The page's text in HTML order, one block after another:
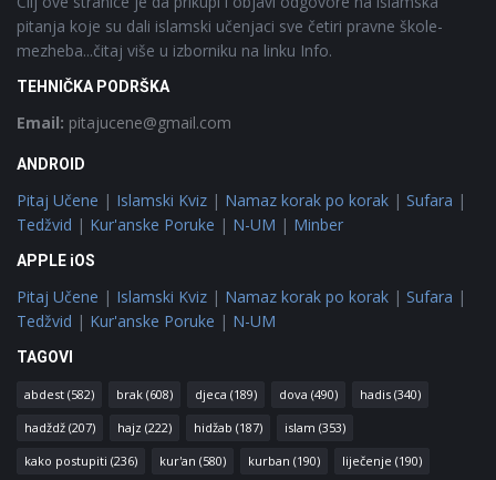
pitanja koje su dali islamski učenjaci sve četiri pravne škole-
mezheba...čitaj više u izborniku na linku Info.
TEHNIČKA PODRŠKA
Email: pitajucene@gmail.com
ANDROID
Pitaj Učene | Islamski Kviz | Namaz korak po korak | Sufara |
Tedžvid | Kur'anske Poruke | N-UM | Minber
APPLE iOS
Pitaj Učene | Islamski Kviz | Namaz korak po korak | Sufara |
Tedžvid | Kur'anske Poruke | N-UM
TAGOVI
abdest (582) brak (608) djeca (189) dova (490) hadis (340)
hadždž (207) hajz (222) hidžab (187) islam (353)
kako postupiti (236) kur'an (580) kurban (190) liječenje (190)